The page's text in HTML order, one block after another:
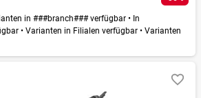
in ###branch### verfügbar • In
• Varianten in Filialen verfügbar • Varianten